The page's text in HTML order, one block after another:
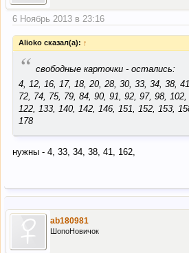
6 Ноябрь 2013 в 23:16
Alioko сказал(а): ↑
“ свободные карточки - остались:
4, 12, 16, 17, 18, 20, 28, 30, 33, 34, 38,
72, 74, 75, 79, 84, 90, 91, 92, 97, 98, 102,
122, 133, 140, 142, 146, 151, 152, 153,
178
нужны - 4, 33, 34, 38, 41, 162,
ab180981
ШопоНовичок